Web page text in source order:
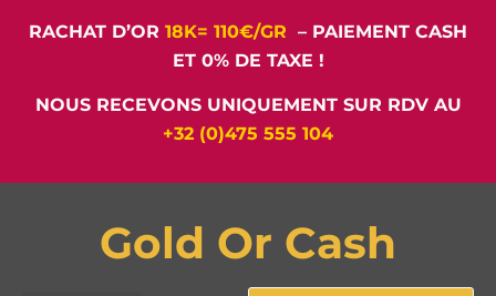
RACHAT D’OR 18K= 110€/GR – PAIEMENT CASH
ET 0% DE TAXE !
NOUS RECEVONS UNIQUEMENT SUR RDV AU
+32 (0)475 555 104
Gold Or Cash